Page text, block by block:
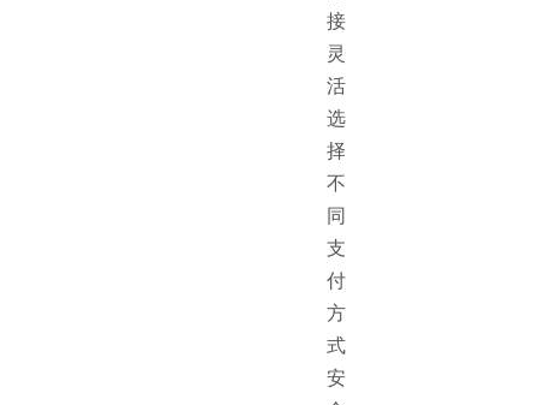
接
灵
活
选
择
不
同
支
付
方
式
安